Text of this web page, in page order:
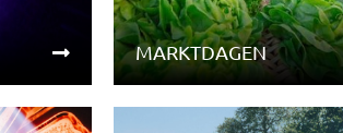
MARKTDAGEN